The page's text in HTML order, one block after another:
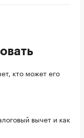
кто может его
вычет и как